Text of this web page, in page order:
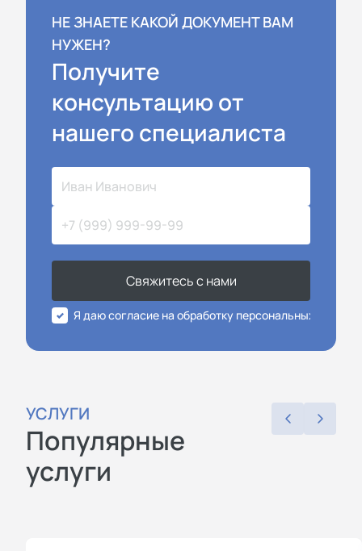
НЕ ЗНАЕТЕ КАКОЙ ДОКУМЕНТ ВАМ
НУЖЕН?
Получите
консультацию от
нашего специалиста
Свяжитесь с нами
Я даю согласие на обработку персональных
УСЛУГИ
Популярные
услуги